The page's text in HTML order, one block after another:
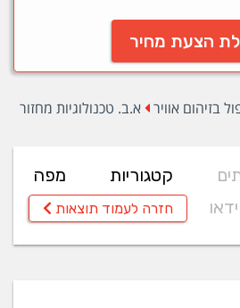
הצעת מחיר
בזיהום אוויר
א.ב. טכנולוגיות מחזור
קטגוריות
מפה
חזרה לעמוד תוצאות